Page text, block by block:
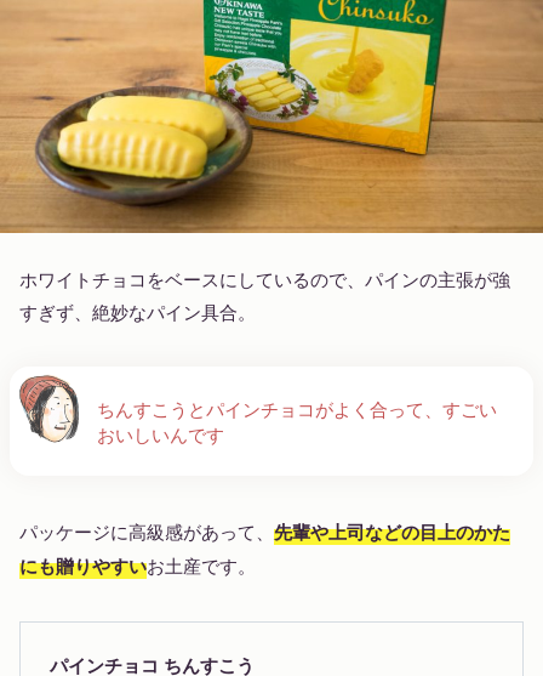
ホワイトチョコをベースにしているので、パインの主張が強
すぎず、絶妙なパイン具合。
ちんすこうとパインチョコがよく合って、すごい
おいしいんです
パッケージに高級感があって、 先輩や上司などの目上のかた
にも贈りやすいお土産です。
パインチョコ ちんすこう